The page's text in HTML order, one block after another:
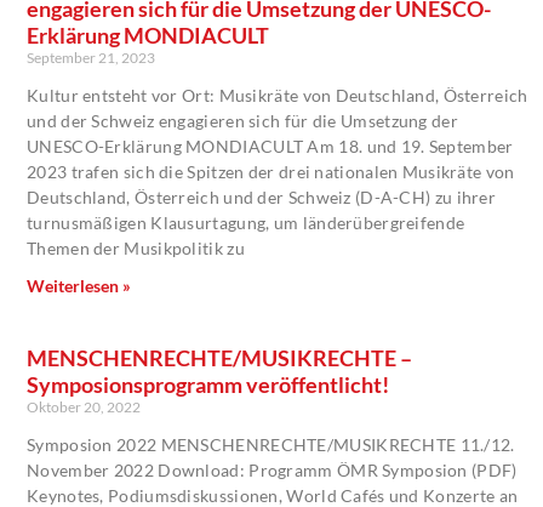
engagieren sich für die Umsetzung der UNESCO-
Erklärung MONDIACULT
September 21, 2023
Kultur entsteht vor Ort: Musikräte von Deutschland, Österreich
und der Schweiz engagieren sich für die Umsetzung der
UNESCO-Erklärung MONDIACULT Am 18. und 19. September
2023 trafen sich die Spitzen der drei nationalen Musikräte von
Deutschland, Österreich und der Schweiz (D-A-CH) zu ihrer
turnusmäßigen Klausurtagung, um länderübergreifende
Themen der Musikpolitik zu
Weiterlesen »
MENSCHENRECHTE/MUSIKRECHTE –
Symposionsprogramm veröffentlicht!
Oktober 20, 2022
Symposion 2022 MENSCHENRECHTE/MUSIKRECHTE 11./12.
November 2022 Download: Programm ÖMR Symposion (PDF)
Keynotes, Podiumsdiskussionen, World Cafés und Konzerte an